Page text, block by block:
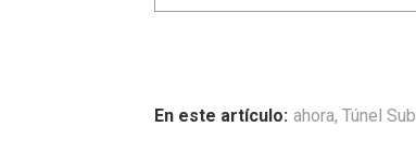
ahora, Túnel